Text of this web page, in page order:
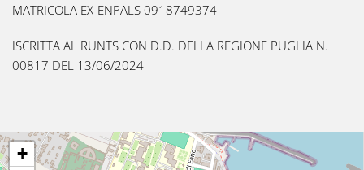
MATRICOLA EX-ENPALS 0918749374
ISCRITTA AL RUNTS CON D.D. DELLA REGIONE PUGLIA N.
00817 DEL 13/06/2024
+